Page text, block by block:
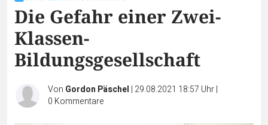
Die Gefahr einer Zwei-
Klassen-
Bildungsgesellschaft
Von Gordon Päschel | 29.08.2021 18:57 Uhr|
0 Kommentare